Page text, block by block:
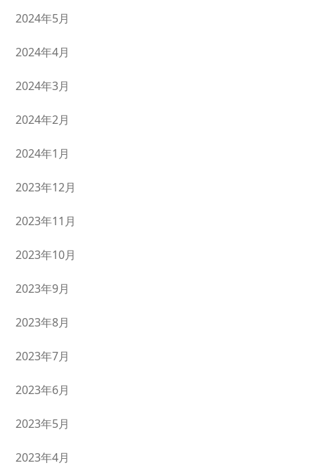
2024年5月
2024年4月
2024年3月
2024年2月
2024年1月
2023年12月
2023年11月
2023年10月
2023年9月
2023年8月
2023年7月
2023年6月
2023年5月
2023年4月